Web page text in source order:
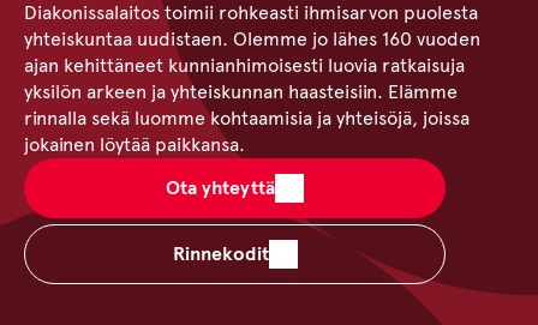
Diakonissalaitos toimii rohkeasti ihmisarvon puolesta
yhteiskuntaa uudistaen. Olemme jo lähes 160 vuoden
ajan kehittäneet kunnianhimoisesti luovia ratkaisuja
yksilön arkeen ja yhteiskunnan haasteisiin. Elämme
rinnalla sekä luomme kohtaamisia ja yhteisöjä, joissa
jokainen löytää paikkansa.
Ota yhteyttä
Rinnekodit